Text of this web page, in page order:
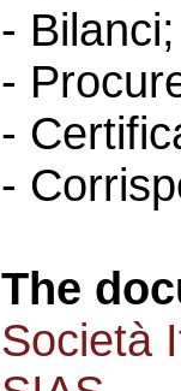
- Bilanci;
-
-
-
The
Società